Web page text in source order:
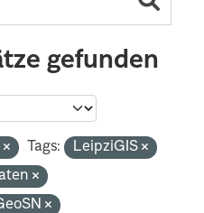
gefunden
Tags:
LeipziGIS